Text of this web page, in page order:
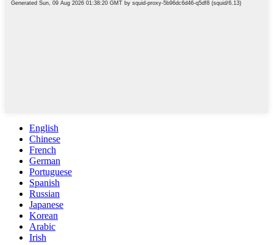
English
Chinese
French
German
Portuguese
Spanish
Russian
Japanese
Korean
Arabic
Irish